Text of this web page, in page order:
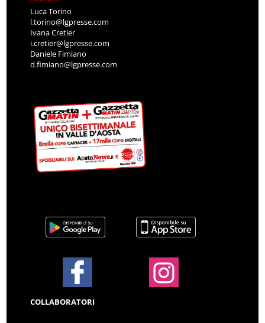
Luca Torino
l.torino@lgpresse.com
Ivana Cretier
i.cretier@lgpresse.com
Daniele Fimiano
d.fimiano@lgpresse.com
COLLABORATORI